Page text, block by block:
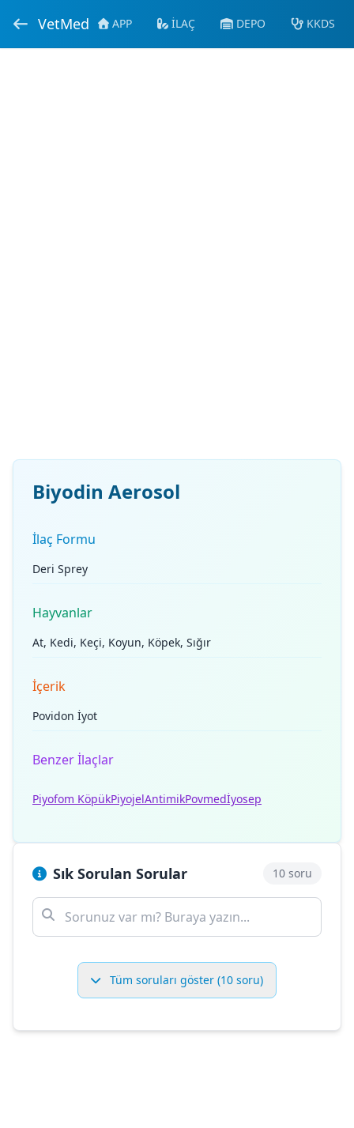
VetMed APP İLAÇ DEPO KKDS
Biyodin Aerosol
İlaç Formu
Deri Sprey
Hayvanlar
At, Kedi, Keçi, Koyun, Köpek, Sığır
İçerik
Povidon İyot
Benzer İlaçlar
Piyofom KöpükPiyojelAntimikPovmedİyosep
Sık Sorulan Sorular 10 soru
Tüm soruları göster (10 soru)